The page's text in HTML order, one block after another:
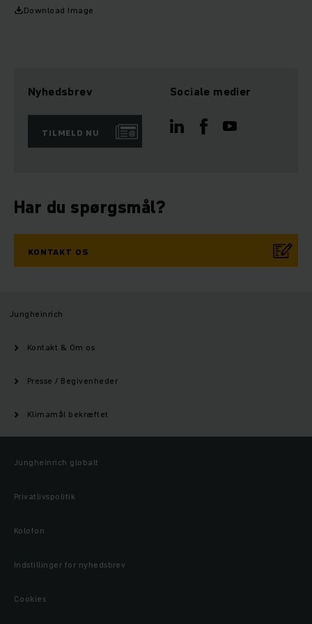
Download Image
Nyhedsbrev
TILMELD NU
Sociale medier
Har du spørgsmål?
KONTAKT OS
Jungheinrich
Kontakt & Om os
Presse / Begivenheder
Klimamål bekræftet
Jungheinrich globalt
Privatlivspolitik
Kolofon
Indstillinger for nyhedsbrev
Cookies